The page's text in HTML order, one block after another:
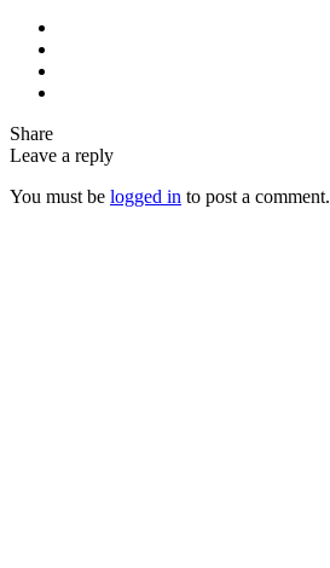
Share
Leave a reply
You must be logged in to post a comment.